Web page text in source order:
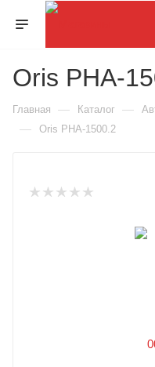
Oris PHA-
Главная — Каталог —
— Oris PHA-1500.2